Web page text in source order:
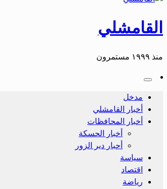
القامشلي
منذ ١٩٩٩ مستمرون
مدخل
أخبار القامشلي
أخبار المحافظات
أخبار الحسكة
أحبار دير الزور
سياسة
اقتصاد
رياضة